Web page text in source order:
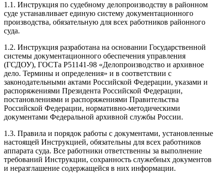
1.1. Инструкция по судебному делопроизводству в районном
суде устанавливает единую систему документационного
производства, обязательную для всех работников районного
суда.
1.2. Инструкция разработана на основании Государственной
системы документационного обеспечения управления
(ГСДОУ), ГОСТа Р51141-98 «Делопроизводство и архивное
дело. Термины и определения» и в соответствии с
законодательными актами Российской Федерации, указами и
распоряжениями Президента Российской Федерации,
постановлениями и распоряжениями Правительства
Российской Федерации, нормативно-методическими
документами Федеральной архивной службы России.
1.3. Правила и порядок работы с документами, установленные
настоящей Инструкцией, обязательны для всех работников
аппарата суда. Все работники ответственны за выполнение
требований Инструкции, сохранность служебных документов
и неразглашение содержащейся в них информации.